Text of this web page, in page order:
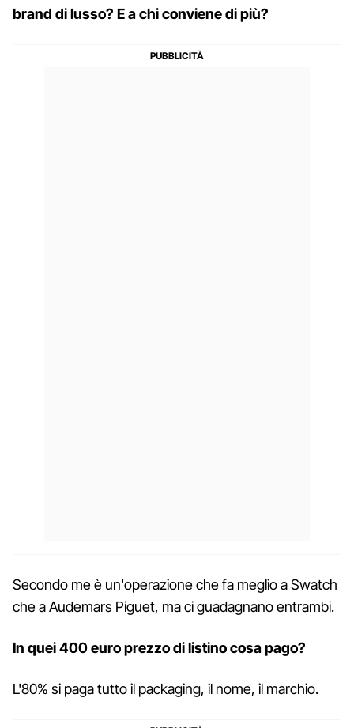
brand di lusso? E a chi conviene di più?
Secondo me è un'operazione che fa meglio a Swatch
che a Audemars Piguet, ma ci guadagnano entrambi.
In quei 400 euro prezzo di listino cosa pago?
L'80% si paga tutto il packaging, il nome, il marchio.